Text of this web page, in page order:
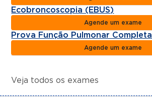
Ecobroncoscopia (EBUS)
Agende um exame
Prova Função Pulmonar Completa
Agende um exame
Veja todos os exames